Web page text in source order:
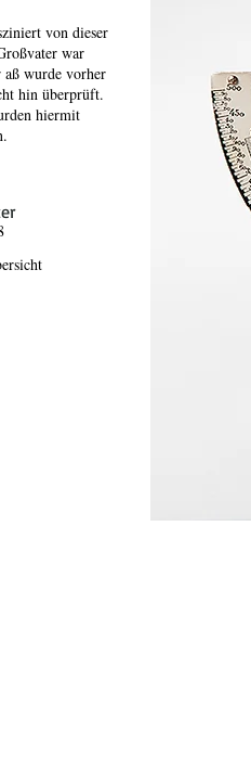
von dieser
war
wurde vorher
hin überprüft.
hiermit